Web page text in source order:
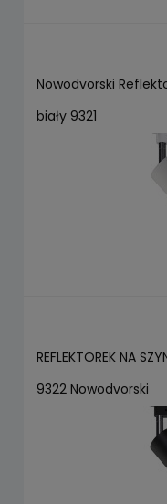
Nowodvorski
biały 9321
REFLEKTOREK NA
9322 Nowodvorski